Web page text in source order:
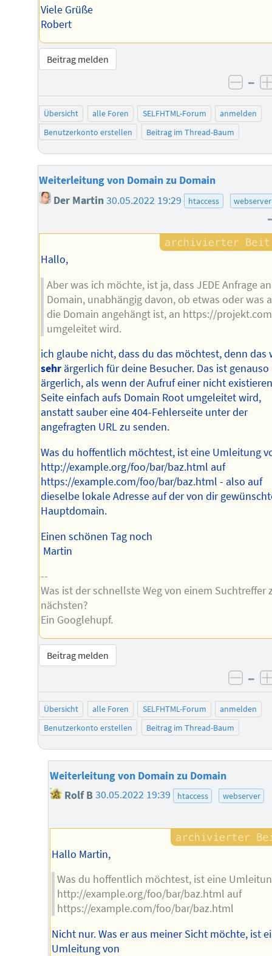
Viele Grüße
Robert
Beitrag melden
–
Übersicht alle Foren SELFHTML-Forum
anmelden
Benutzerkonto erstellen
Beitrag im Thread-Baum
Weiterleitung von Domain zu Domain
Der Martin30.05.2022 19:29 htaccess webserver
Hallo,
Aber was ich möchte, ist ja, dass JEDE Anfrage
Domain, unabhängig davon, ob etwas oder was
die Domain angehängt ist, an https://projekt.com
umgeleitet wird.
ich glaube nicht, dass du das möchtest, denn das
sehr ärgerlich für deine Besucher. Das ist genauso
ärgerlich, als wenn der Aufruf einer nicht
Seite einfach aufs Domain Root umgeleitet wird,
anstatt sauber eine 404-Fehlerseite unter der
angefragten URL zu senden.
Was du hoffentlich möchtest, ist eine Umleitung
http://example.org/foo/bar/baz.html auf
https://example.com/foo/bar/baz.html - also auf
dieselbe lokale Adresse auf der von dir
Hauptdomain.
Einen schönen Tag noch
Martin
--
Was ist der schnellste Weg von einem Suchtreffer
nächsten?
Ein Googlehupf.
Beitrag melden
–
Übersicht alle Foren SELFHTML-Forum
anmelden
Benutzerkonto erstellen
Beitrag im Thread-Baum
Weiterleitung von Domain zu Domain
Rolf B30.05.2022 19:39 htaccess webserver
Hallo Martin,
Was du hoffentlich möchtest, ist eine
http://example.org/foo/bar/baz.html auf
https://example.com/foo/bar/baz.html
Nicht nur. Was er aus meiner Sicht möchte, ist
Umleitung von